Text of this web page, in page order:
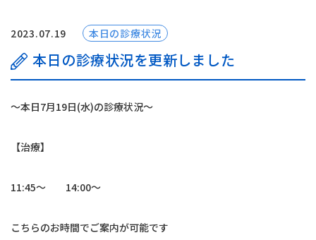
はじめての方へ
診療案内
よくあるご質問
お知らせ
交通アクセス
お問い合わせ
2023.07.19 本日の診療状況
本日の診療状況を更新しました
〜本日7月19日(水)の診療状況〜
【治療】
11:45〜 14:00〜
こちらのお時間でご案内が可能です